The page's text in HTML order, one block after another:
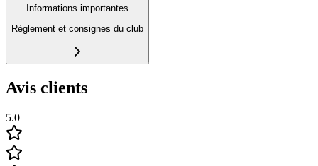
Informations importantes
Règlement et consignes du club
Avis clients
5.0